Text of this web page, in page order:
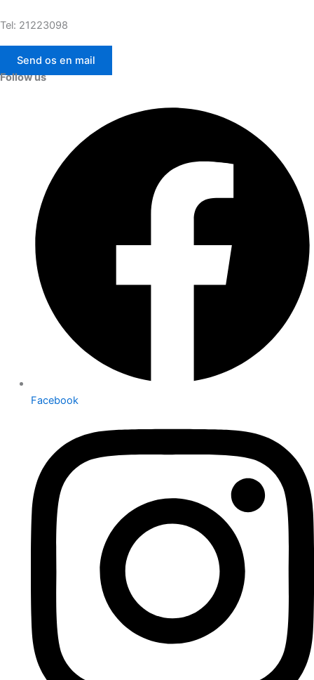
Tel: 21223098
Send os en mail
Follow us
Facebook